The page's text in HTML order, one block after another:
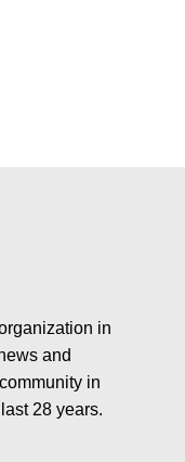
in
and
in
28 years.